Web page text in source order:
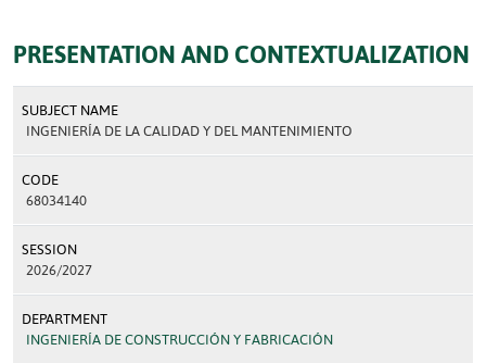
PRESENTATION AND CONTEXTUALIZATION
SUBJECT NAME
INGENIERÍA DE LA CALIDAD Y DEL MANTENIMIENTO
CODE
68034140
SESSION
2026/2027
DEPARTMENT
INGENIERÍA DE CONSTRUCCIÓN Y FABRICACIÓN